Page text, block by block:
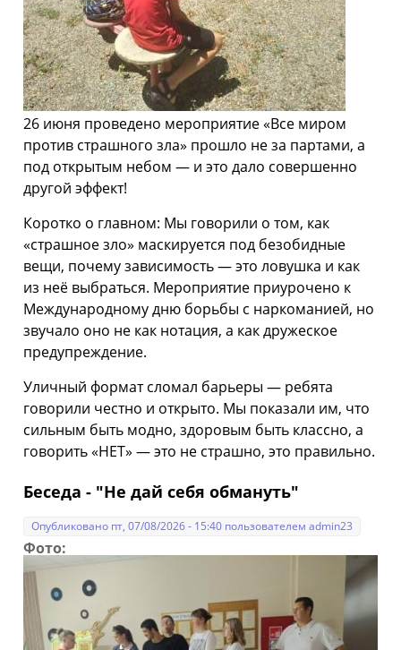
26 июня проведено мероприятие «Все миром
против страшного зла» прошло не за партами, а
под открытым небом — и это дало совершенно
другой эффект!
Коротко о главном: Мы говорили о том, как
«страшное зло» маскируется под безобидные
вещи, почему зависимость — это ловушка и как
из неё выбраться. Мероприятие приурочено к
Международному дню борьбы с наркоманией, но
звучало оно не как нотация, а как дружеское
предупреждение.
Уличный формат сломал барьеры — ребята
говорили честно и открыто. Мы показали им, что
сильным быть модно, здоровым быть классно, а
говорить «НЕТ» — это не страшно, это правильно.
Беседа - "Не дай себя обмануть"
Опубликовано пт, 07/08/2026 - 15:40 пользователемadmin23
Фото: